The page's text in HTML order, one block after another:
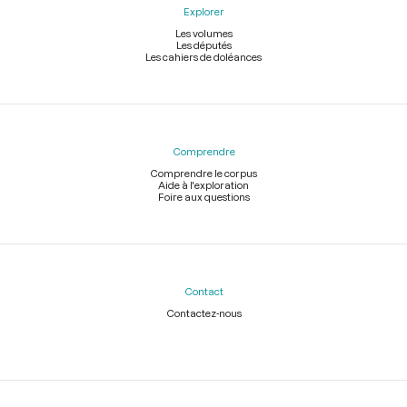
Explorer
Les volumes
Les députés
Les cahiers de doléances
Comprendre
Comprendre le corpus
Aide à l'exploration
Foire aux questions
Contact
Contactez-nous
Légal